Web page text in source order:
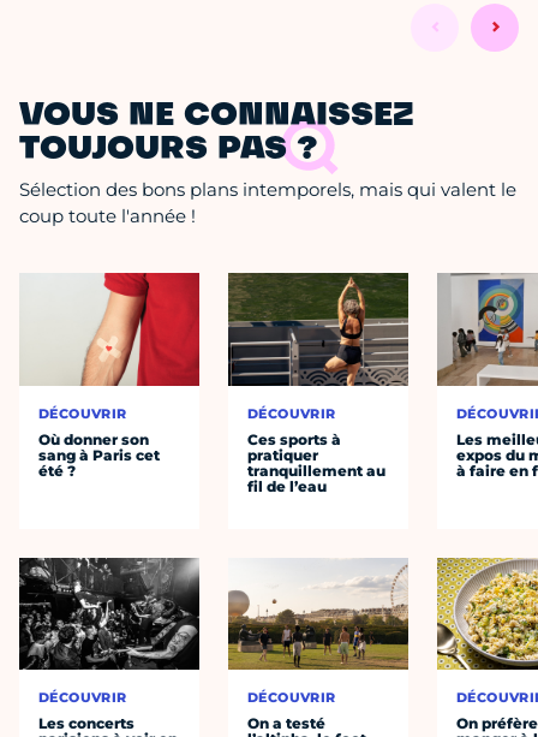
VOUS NE CONNAISSEZ
TOUJOURS PAS ?
Sélection des bons plans intemporels, mais qui valent le
coup toute l'année !
DÉCOUVRIR
Où donner son
sang à Paris cet
été ?
DÉCOUVRIR
Les concerts
DÉCOUVRIR
Ces sports à
pratiquer
tranquillement au
fil de l’eau
DÉCOUVRIR
On a testé
Les
expos du
à faire en
On préfère